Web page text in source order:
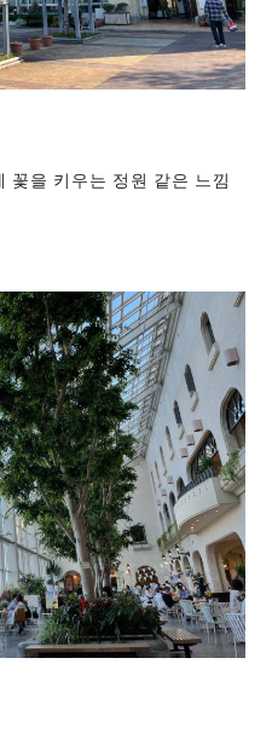
꽃을 키우는 정원 같은 느낌